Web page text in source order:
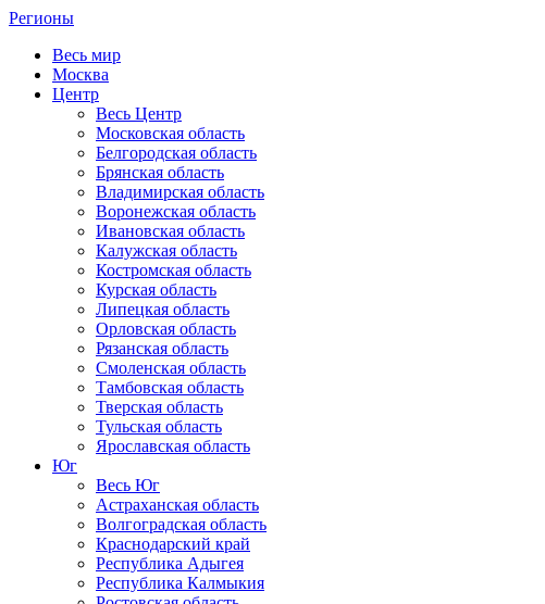
Регионы
Весь мир
Москва
Центр
Весь Центр
Московская область
Белгородская область
Брянская область
Владимирская область
Воронежская область
Ивановская область
Калужская область
Костромская область
Курская область
Липецкая область
Орловская область
Рязанская область
Смоленская область
Тамбовская область
Тверская область
Тульская область
Ярославская область
Юг
Весь Юг
Астраханская область
Волгоградская область
Краснодарский край
Республика Адыгея
Республика Калмыкия